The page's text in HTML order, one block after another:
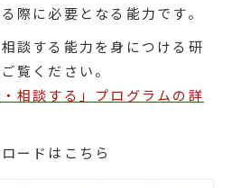
際に必要となる能力です。
談する能力を身につける研
覧ください。
相談する」プログラムの詳
ードはこちら